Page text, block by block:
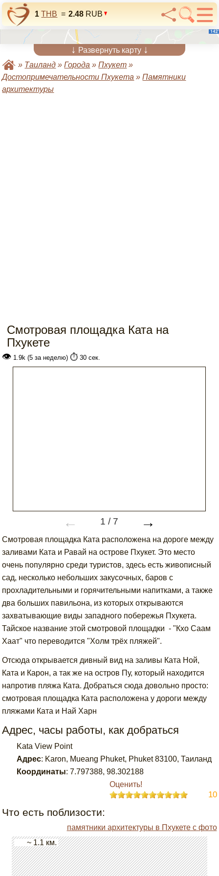
1 THB = 2.48 RUB
↓ Развернуть карту ↓
» Таиланд »Города »Пхукет »
Достопримечательности Пхукета »Памятники
архитектуры
Смотровая площадка Ката на
Пхукете
👁 1.9k (5 за неделю) ⏱️ 30 сек.
← 1 / 7 →
Смотровая площадка Ката расположена на дороге между
заливами Ката и Равай на острове Пхукет. Это место
очень популярно среди туристов, здесь есть живописный
сад, несколько небольших закусочных, баров с
прохладительными и горячительными напитками, а также
два больших павильона, из которых открываются
захватывающие виды западного побережья Пхукета.
Тайское название этой смотровой площадки - "Кхо Саам
Хаат" что переводится "Холм трёх пляжей".
Отсюда открывается дивный вид на заливы Ката Ной,
Ката и Карон, а так же на остров Пу, который находится
напротив пляжа Ката. Добраться сюда довольно просто:
смотровая площадка Ката расположена у дороги между
пляжами Ката и Най Харн
Адрес, часы работы, как добраться
Kata View Point
Адрес: Karon, Mueang Phuket, Phuket 83100, Таиланд
Координаты: 7.797388,98.302188
Оценить!
10
Что есть поблизости:
памятники архитектуры в Пхукете с фото
~ 1.1 км.